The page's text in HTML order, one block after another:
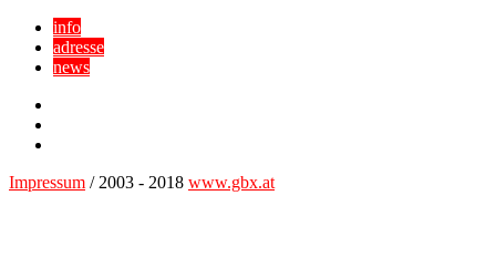
info
adresse
news
Impressum / 2003 - 2018 www.gbx.at